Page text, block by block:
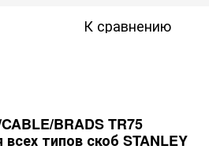
К сравнению
BRADS TR75
типов скоб STANLEY